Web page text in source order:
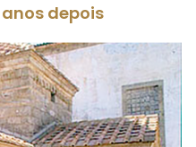
depois